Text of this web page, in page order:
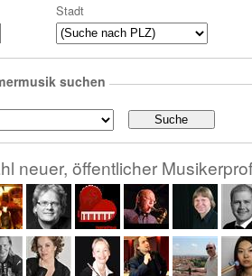
Stadt
suchen
neuer, öffentlicher